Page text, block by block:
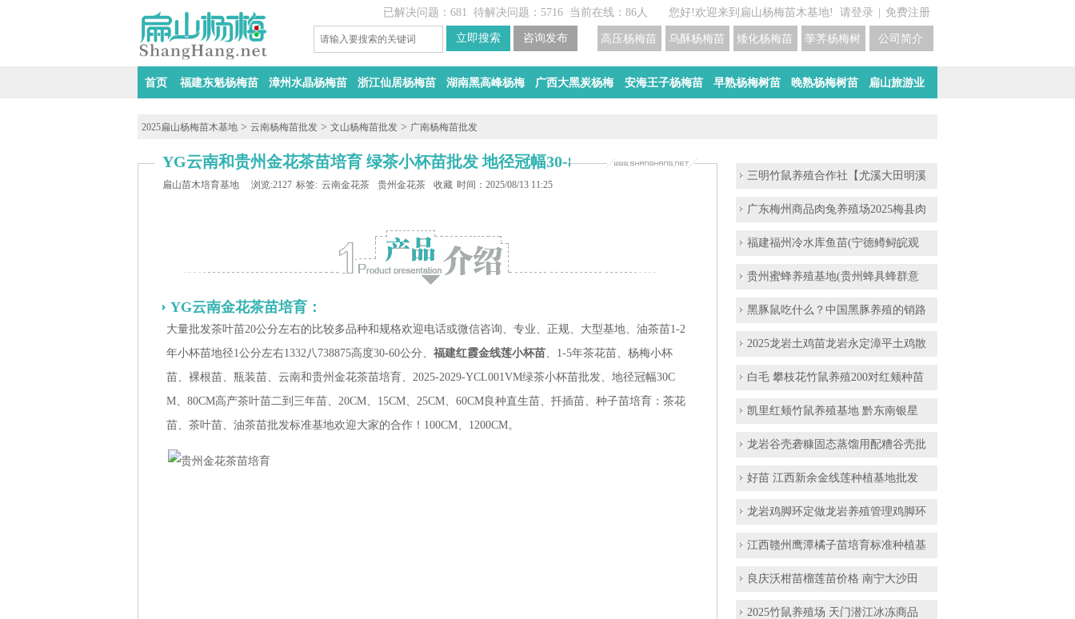
您好!欢迎来到扁山杨梅苗木基地! 请登录 免费注册
已解决问题：681 待解决问题：5716 当前在线：86人
公司简介
荸荠杨梅树苗培育
矮化杨梅苗价格
乌酥杨梅苗培育基地
高压杨梅苗
首页 福建东魁杨梅苗 漳州水晶杨梅苗 浙江仙居杨梅苗 湖南黑高峰杨梅 广西大黑炭杨梅 安海王子杨梅苗 早熟杨梅树苗 晚熟杨梅树苗 扁山旅游业
2025扁山杨梅苗木基地 > 云南杨梅苗批发 > 文山杨梅苗批发 > 广南杨梅苗批发
YG云南和贵州金花茶苗培育 绿茶小杯苗批发 地径冠幅30-80CM
扁山苗木培育基地 浏览:2127 标签: 云南金花茶杯苗批发贵州金花茶苗培育
收藏 时间：2025/08/13 11:25
YG云南金花茶苗培育：
大量批发茶叶苗20公分左右的比较多品种和规格欢迎电话或微信咨询、专业、正规、大型基地、油茶苗1-2
年小杯苗地径1公分左右1332八738875高度30-60公分、 福建红霞金线莲小杯苗、1-5年茶花苗、杨梅小杯
苗、裸根苗、瓶装苗、云南和贵州金花茶苗培育、2025-2029-YCL001VM绿茶小杯苗批发、地径冠幅30C
M、80CM高产茶叶苗二到三年苗、20CM、15CM、25CM、60CM良种直生苗、扦插苗、种子苗培育：茶花
苗、茶叶苗、油茶苗批发标准基地欢迎大家的合作！100CM、1200CM。
三明竹鼠养殖合作社【尤溪大田明溪
广东梅州商品肉兔养殖场2025梅县肉
福建福州冷水库鱼苗(宁德鳟鲟皖观
贵州蜜蜂养殖基地(贵州蜂具蜂群意
黑豚鼠吃什么？中国黑豚养殖的销路
2025龙岩土鸡苗龙岩永定漳平土鸡散
白毛 攀枝花竹鼠养殖200对红颊种苗
凯里红颊竹鼠养殖基地 黔东南银星
龙岩谷壳砻糠固态蒸馏用配糟谷壳批
好苗 江西新余金线莲种植基地批发
龙岩鸡脚环定做龙岩养殖管理鸡脚环
江西赣州鹰潭橘子苗培育标准种植基
良庆沃柑苗榴莲苗价格 南宁大沙田
2025竹鼠养殖场 天门潜江冰冻商品